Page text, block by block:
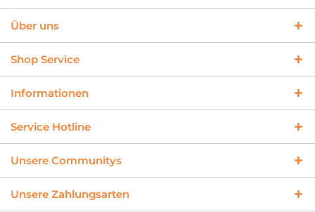
Über uns
Shop Service
Informationen
Service Hotline
Unsere Communitys
Unsere Zahlungsarten